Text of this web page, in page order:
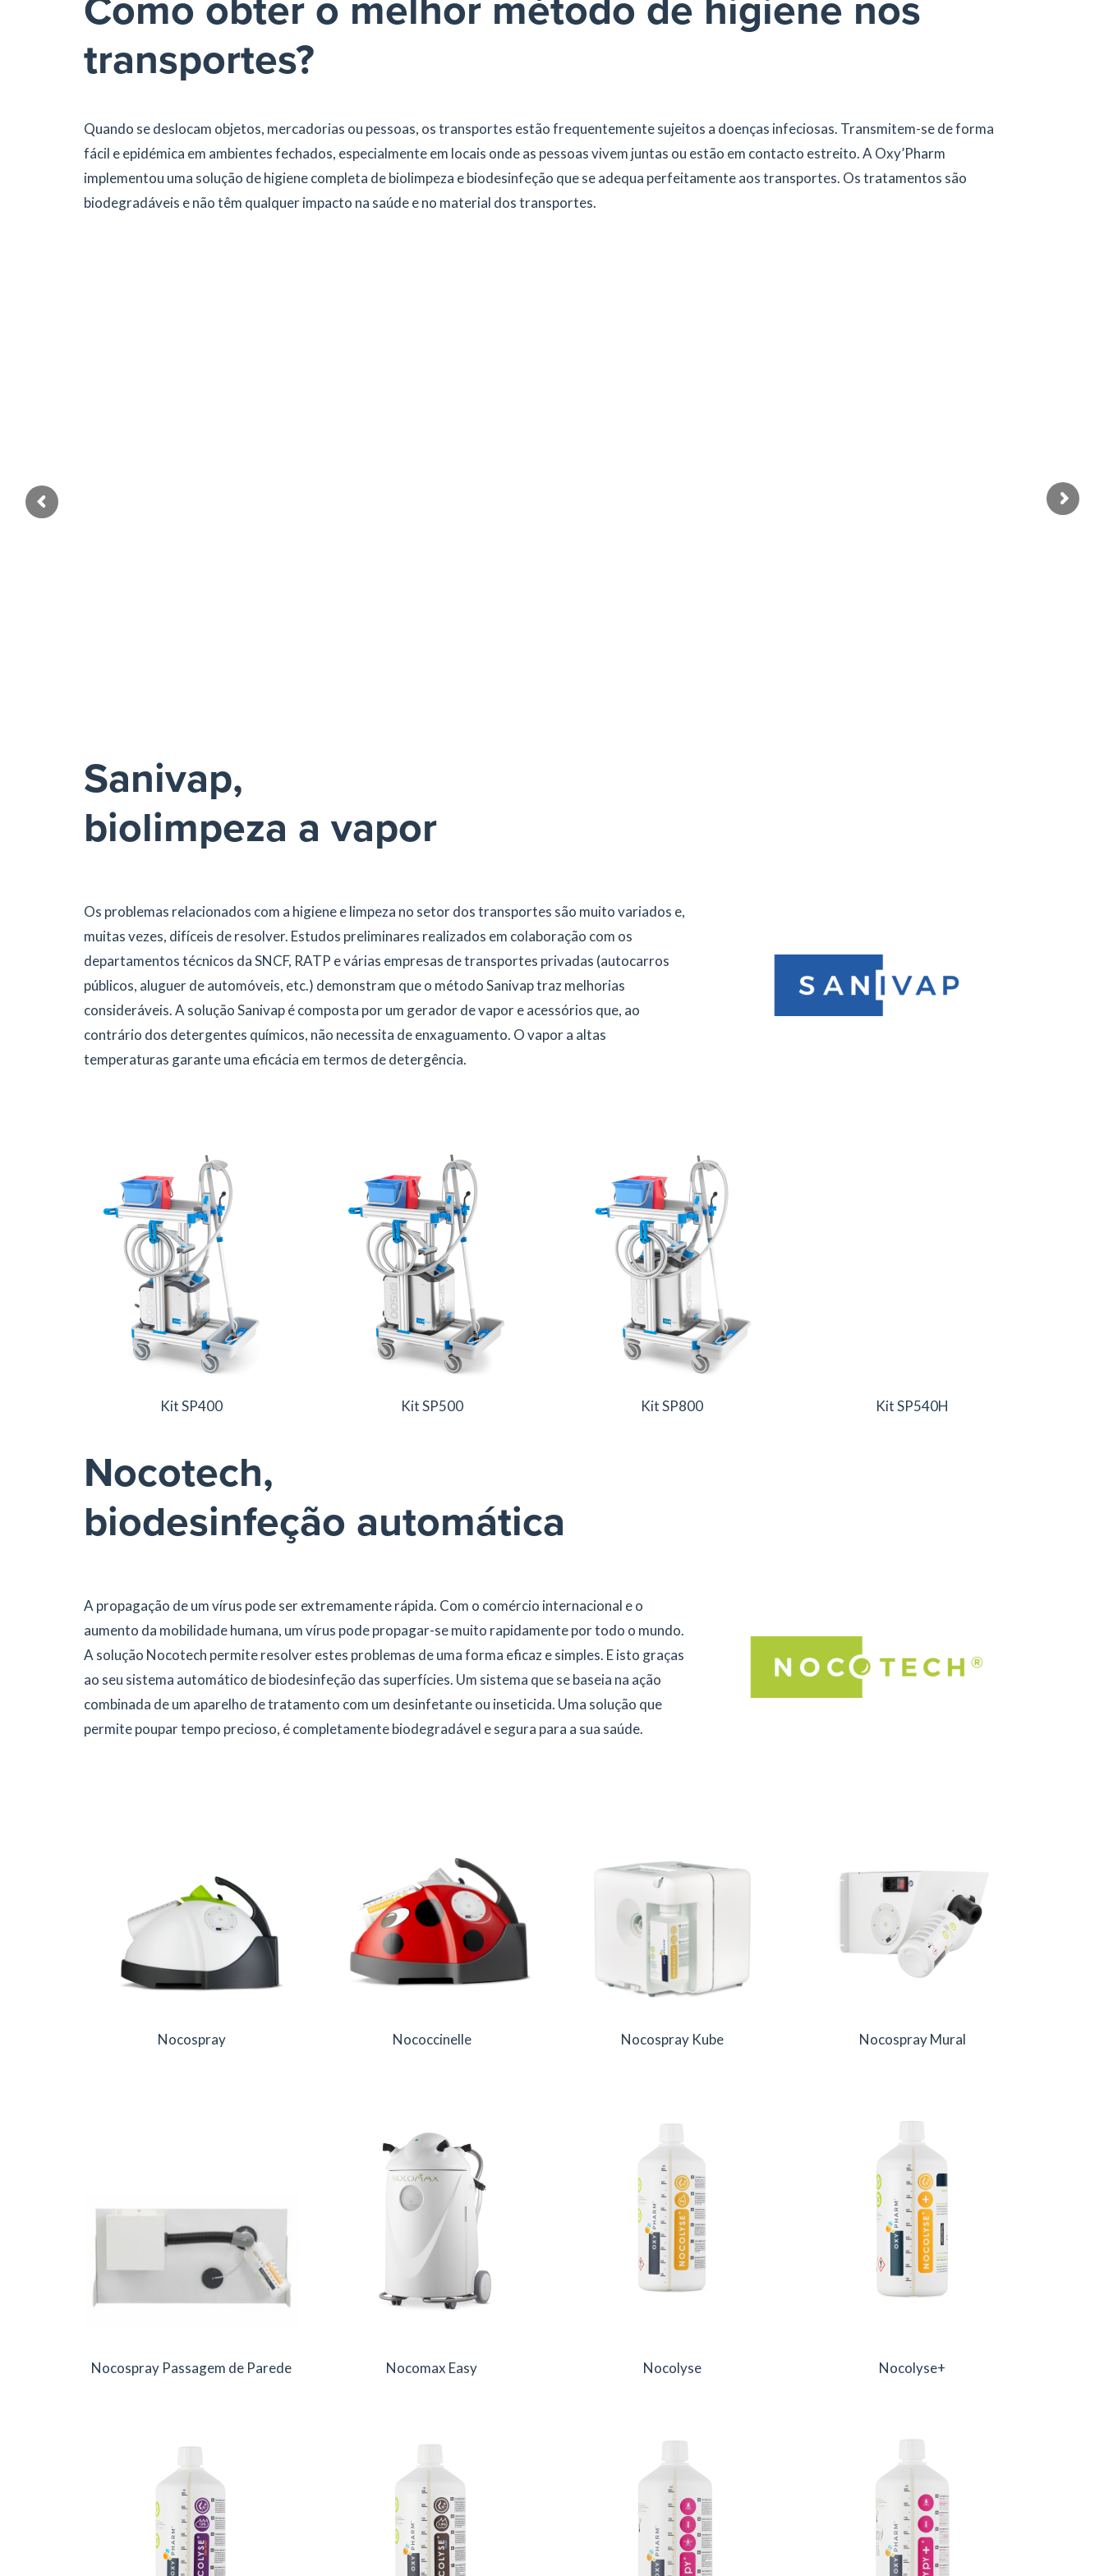
transportes?
Quando se deslocam objetos, mercadorias ou pessoas, os transportes estão frequentemente sujeitos a doenças infeciosas. Transmitem-se de forma
fácil e epidémica em ambientes fechados, especialmente em locais onde as pessoas vivem juntas ou estão em contacto estreito. A Oxy’Pharm
implementou uma solução de higiene completa de biolimpeza e biodesinfeção que se adequa perfeitamente aos transportes. Os tratamentos são
biodegradáveis e não têm qualquer impacto na saúde e no material dos transportes.
Sanivap,
biolimpeza a vapor
Os problemas relacionados com a higiene e limpeza no setor dos transportes são muito variados e,
muitas vezes, difíceis de resolver. Estudos preliminares realizados em colaboração com os
departamentos técnicos da SNCF, RATP e várias empresas de transportes privadas (autocarros
públicos, aluguer de automóveis, etc.) demonstram que o método Sanivap traz melhorias
consideráveis. A solução Sanivap é composta por um gerador de vapor e acessórios que, ao
contrário dos detergentes químicos, não necessita de enxaguamento. O vapor a altas
temperaturas garante uma eficácia em termos de detergência.
Kit SP400 Kit SP500 Kit SP800 Kit SP540H
Nocotech,
biodesinfeção automática
A propagação de um vírus pode ser extremamente rápida. Com o comércio internacional e o
aumento da mobilidade humana, um vírus pode propagar-se muito rapidamente por todo o mundo.
A solução Nocotech permite resolver estes problemas de uma forma eficaz e simples. E isto graças
ao seu sistema automático de biodesinfeção das superfícies. Um sistema que se baseia na ação
combinada de um aparelho de tratamento com um desinfetante ou inseticida. Uma solução que
permite poupar tempo precioso, é completamente biodegradável e segura para a sua saúde.
Nocospray Nococcinelle Nocospray Kube Nocospray Mural
Nocospray Passagem de Parede Nocomax Easy Nocolyse Nocolyse+